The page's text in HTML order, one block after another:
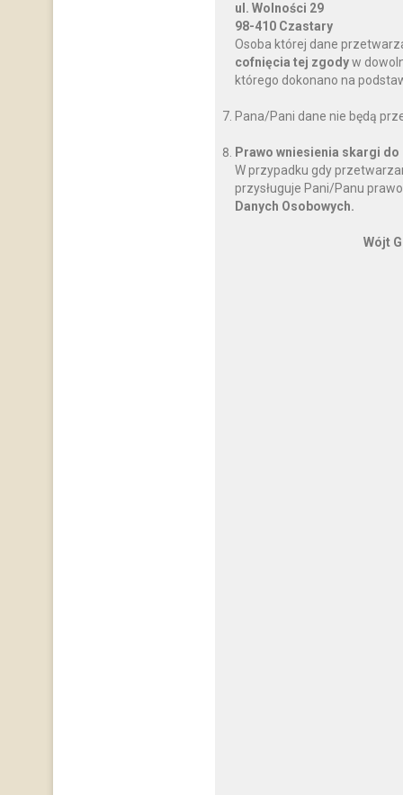
ul. Wolności 29
98-410 Czastary
Osoba której dane
cofnięcia tej zgodyw
którego dokonano na
Pana/Pani dane nie będą
Prawo wniesienia skargi
W przypadku gdy
przysługuje Pani/Panu
Danych Osobowych.
Wójt